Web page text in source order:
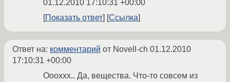
01.12.2010 17:10:31 +00:00
Показать ответ
Ссылка
Ответ на: комментарий от Novell-ch 01.12.2010
17:10:31 +00:00
Оооххх.. Да, вещества. Что-то совсем из